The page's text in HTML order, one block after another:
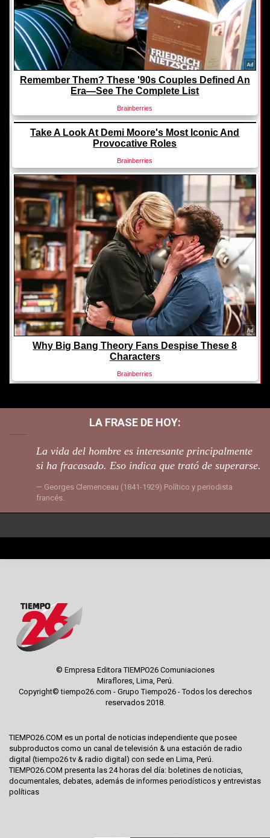
LA FRASE DE HOY:
La vida del hombre es interesante principalmente
si ha fracasado. Eso indica que trató de superarse.
Georges Clemenceau (1841-1929) Político y periodista
francés.
© Empresa Editora TIEMPO26 Comuniaciones
Miraflores, Lima, Perú.
Copyright© tiempo26.com - Grupo Tiempo26 - Todos los derechos
reservados 2018.
TIEMPO26.COM es un portal de noticias independiente que posee
subproductos como un canal de televisión & una estación de radio
digital (tiempo26 tv & radio digital) con sede en Lima, Perú.
TIEMPO26.COM presenta las 24 horas del día: boletines de noticias,
documentales, debates, además de informes periodísticos y entrevistas
políticas